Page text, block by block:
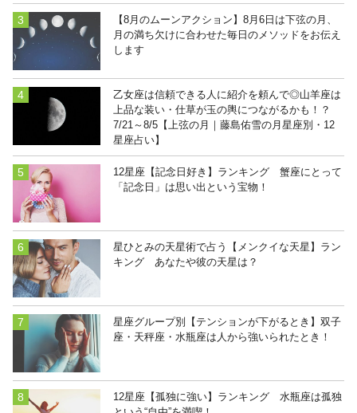
【8月のムーンアクション】8月6日は下弦の月、
月の満ち欠けに合わせた毎日のメソッドをお伝え
します
乙女座は信頼できる人に紹介を頼んで◎山羊座は
上品な装い・仕草が玉の輿につながるかも！？
7/21～8/5【上弦の月｜藤島佑雪の月星座別・12
星座占い】
12星座【記念日好き】ランキング 蟹座にとって
「記念日」は思い出という宝物！
星ひとみの天星術で占う【メンクイな天星】ラン
キング あなたや彼の天星は？
星座グループ別【テンションが下がるとき】双子
座・天秤座・水瓶座は人から強いられたとき！
12星座【孤独に強い】ランキング 水瓶座は孤独